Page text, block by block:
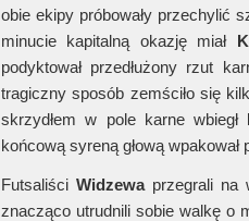
obie ekipy próbowały przechylić
minucie kapitalną okazję miał
podyktował przedłużony rzut
tragiczny sposób zemściło się
skrzydłem w pole karne wbiegł
końcową syreną głową wpakował
FutsaliściWidzewaprzegrali na
znacząco utrudnili sobie walkę o